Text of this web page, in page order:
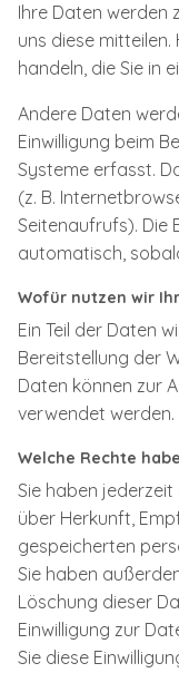
Ihre Daten werden
uns diese mitteilen.
handeln, die Sie in
Andere Daten
Einwilligung beim
Systeme erfasst.
(z. B.
Seitenaufrufs). Die
automatisch,
Wofür nutzen wir
Ein Teil der Daten
Bereitstellung der
Daten können zur
verwendet werden.
Welche Rechte
Sie haben
über Herkunft,
gespeicherten
Sie haben
Löschung dieser
Einwilligung zur
Sie diese